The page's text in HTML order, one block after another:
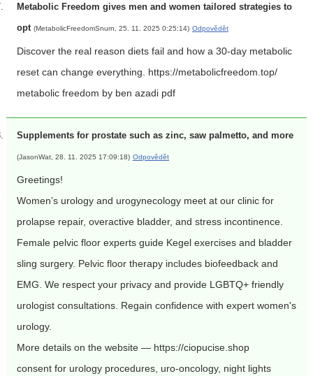
Metabolic Freedom gives men and women tailored strategies to
opt (MetabolicFreedomSnurn, 25. 11. 2025 0:25:14) Odpovědět
Discover the real reason diets fail and how a 30-day metabolic
reset can change everything. https://metabolicfreedom.top/
metabolic freedom by ben azadi pdf
Supplements for prostate such as zinc, saw palmetto, and more
(JasonWat, 28. 11. 2025 17:09:18) Odpovědět
Greetings!
Women’s urology and urogynecology meet at our clinic for
prolapse repair, overactive bladder, and stress incontinence.
Female pelvic floor experts guide Kegel exercises and bladder
sling surgery. Pelvic floor therapy includes biofeedback and
EMG. We respect your privacy and provide LGBTQ+ friendly
urologist consultations. Regain confidence with expert women's
urology.
More details on the website — https://ciopucise.shop
consent for urology procedures, uro-oncology, night lights